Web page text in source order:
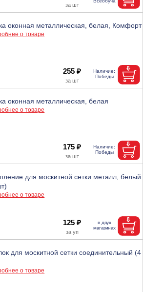
оконная металлическая, белая, Комфорт
о товаре
255 ₽
оконная металлическая, белая
о товаре
175 ₽
для москитной сетки металл, белый
о товаре
125 ₽
для москитной сетки соединительный (4
о товаре